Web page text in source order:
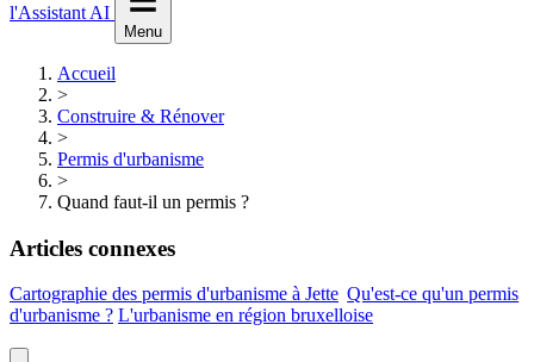
l'Assistant AI
Menu
Accueil
>
Construire & Rénover
>
Permis d'urbanisme
>
Quand faut-il un permis ?
Articles connexes
Cartographie des permis d'urbanisme à Jette Qu'est-ce qu'un permis
d'urbanisme ? L'urbanisme en région bruxelloise